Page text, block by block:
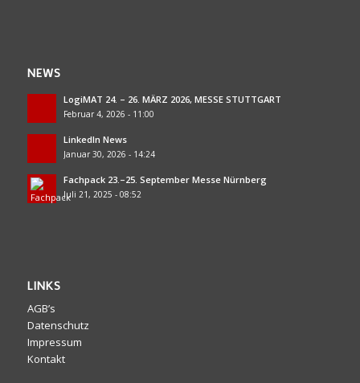
NEWS
LogiMAT 24. – 26. MÄRZ 2026, MESSE STUTTGART
Februar 4, 2026 - 11:00
LinkedIn News
Januar 30, 2026 - 14:24
Fachpack 23.–25. September Messe Nürnberg
Juli 21, 2025 - 08:52
LINKS
AGB’s
Datenschutz
Impressum
Kontakt